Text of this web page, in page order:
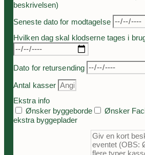
beskrivelsen)
Seneste dato for modtagelse
Hvilken dag skal klodserne tages i
Dato for retursending
Antal kasser
Ekstra info
Ønsker byggeborde
Ønsker
ekstra byggeplader